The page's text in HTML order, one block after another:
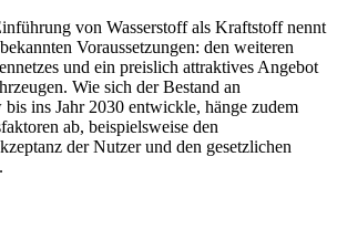
von Wasserstoff als Kraftstoff nennt
Voraussetzungen: den weiteren
und ein preislich attraktives Angebot
Wie sich der Bestand an
ins Jahr 2030 entwickle, hänge zudem
ab, beispielsweise den
der Nutzer und den gesetzlichen